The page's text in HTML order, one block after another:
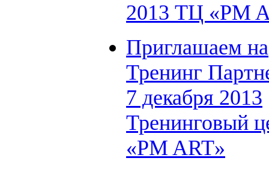
2013 ТЦ «PM
Приглашаем на
Тренинг
7 декабря 2013
Тренинговый
«PM ART»